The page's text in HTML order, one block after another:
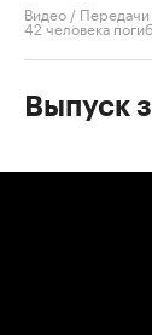
Видео / Передачи
42 человека
Выпуск